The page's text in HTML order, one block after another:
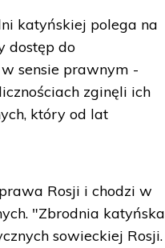
katyńskiej polega na
dostęp do
sensie prawnym -
zginęli ich
który od lat
Rosji i chodzi w
"Zbrodnia katyńska
sowieckiej Rosji.